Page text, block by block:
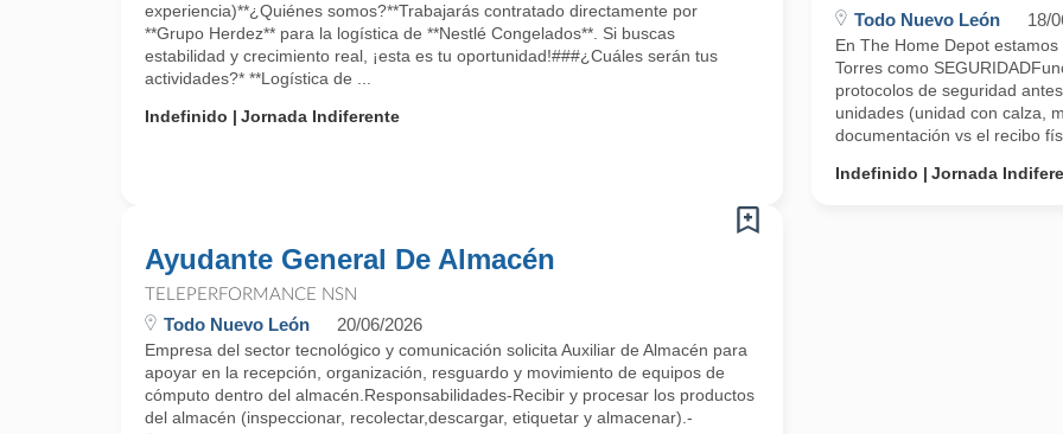
experiencia)**¿Quiénes somos?**Trabajarás contratado directamente por
**Grupo Herdez** para la logística de **Nestlé Congelados**. Si buscas
estabilidad y crecimiento real, ¡esta es tu oportunidad!###¿Cuáles serán tus
actividades?* **Logística de ...
Indefinido
Jornada Indiferente
Todo Nuevo León 18/
En The Home Depot
Torres como
protocolos de seguridad
unidades (unidad con calza,
documentación vs el recibo
Indefinido
Jornada
Ayudante General De Almacén
TELEPERFORMANCE NSN
Todo Nuevo León 20/06/2026
Empresa del sector tecnológico y comunicación solicita Auxiliar de Almacén para
apoyar en la recepción, organización, resguardo y movimiento de equipos de
cómputo dentro del almacén.Responsabilidades-Recibir y procesar los productos
del almacén (inspeccionar, recolectar,descargar, etiquetar y almacenar).-